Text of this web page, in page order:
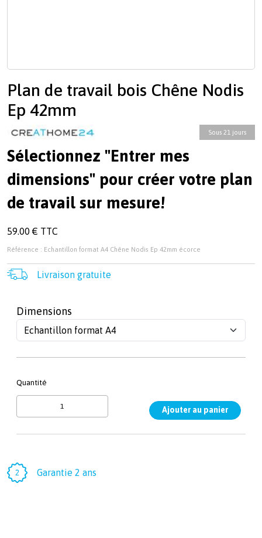
Plan de travail bois Chêne Nodis
Ep 42mm
Sous 21 jours
Sélectionnez "Entrer mes
dimensions" pour créer votre plan
de travail sur mesure!
59.00 € TTC
Référence : Echantillon format A4 Chêne Nodis Ep 42mm écorce
Livraison gratuite
Dimensions
Quantité
Garantie 2 ans